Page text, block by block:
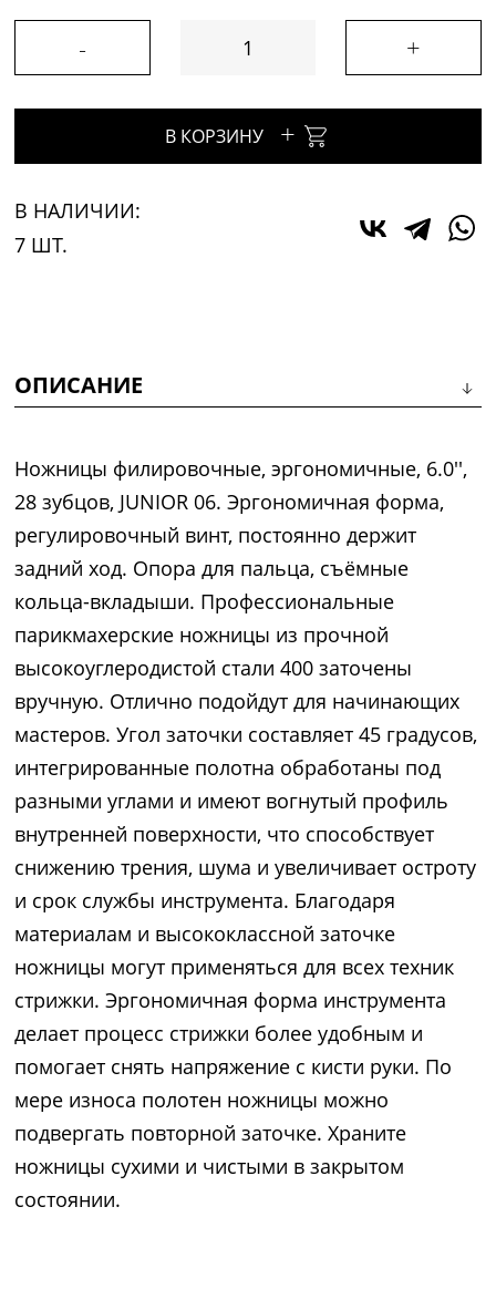
- +
В КОРЗИНУ +
В НАЛИЧИИ:
7 ШТ.
ОПИСАНИЕ
Ножницы филировочные, эргономичные, 6.0'',
28 зубцов, JUNIOR 06. Эргономичная форма,
регулировочный винт, постоянно держит
задний ход. Опора для пальца, съёмные
кольца-вкладыши. Профессиональные
парикмахерские ножницы из прочной
высокоуглеродистой стали 400 заточены
вручную. Отлично подойдут для начинающих
мастеров. Угол заточки составляет 45 градусов,
интегрированные полотна обработаны под
разными углами и имеют вогнутый профиль
внутренней поверхности, что способствует
снижению трения, шума и увеличивает остроту
и срок службы инструмента. Благодаря
материалам и высококлассной заточке
ножницы могут применяться для всех техник
стрижки. Эргономичная форма инструмента
делает процесс стрижки более удобным и
помогает снять напряжение с кисти руки. По
мере износа полотен ножницы можно
подвергать повторной заточке. Храните
ножницы сухими и чистыми в закрытом
состоянии.